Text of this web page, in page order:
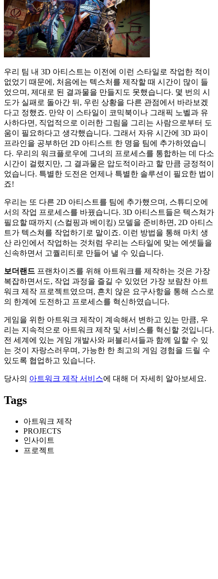
우리 팀 내 3D 아티스트는 이전에 이런 스타일로 작업한 적이
없었기 때문에, 처음에는 텍스처를 제작할 때 시간이 많이 들
었으며, 제대로 된 결과물을 만들지도 못했습니다. 몇 번의 시
도가 실패로 돌아간 뒤, 우린 상황을 다른 관점에서 바라보겠
다고 정했죠. 만약 이 스타일이 코믹북이나 그래픽 노벨과 유
사하다면, 직업적으로 이러한 그림을 그리는 사람으로부터 도
움이 필요하다고 생각했습니다. 그래서 자유 시간에 3D 파이
프라인을 공부하던 2D 아티스트 한 명을 팀에 추가하였습니
다. 우리의 워크플로우에 그녀의 프로세스를 통합하는 데 다소
시간이 걸렸지만, 그 결과물은 압도적이라고 할 만큼 긍정적이
었습니다. 특별한 도전은 언제나 특별한 솔루션이 필요한 법이
죠!
우리는 또 다른 2D 아티스트를 팀에 추가했으며, 스튜디오에
서의 작업 프로세스를 바꿨습니다. 3D 아티스트들은 텍스쳐가
필요할 때까지 (스컬핑과 베이킹) 모델을 준비하면, 2D 아티스
트가 텍스쳐를 작업하기로 말이죠. 이런 방법을 통해 마치 생
산 라인에서 작업하는 것처럼 우리는 스타일에 맞는 에셋들을
신속하면서 고퀄리티로 만들어 낼 수 있습니다.
보더랜드 프랜차이즈를 위해 아트워크를 제작하는 것은 가장
복잡하면서도, 작업 과정을 즐길 수 있었던 가장 보람찬 아트
워크 제작 프로젝트였으며, 흔치 않은 요구사항을 통해 스스로
의 한계에 도전하고 프로세스를 혁신하였습니다.
게임을 위한 아트워크 제작이 계속해서 변하고 있는 만큼, 우
리는 지속적으로 아트워크 제작 및 서비스를 혁신할 것입니다.
전 세계에 있는 게임 개발사와 퍼블리셔들과 함께 일할 수 있
는 것이 자랑스러우며, 가능한 한 최고의 게임 경험을 드릴 수
있도록 협업하고 있습니다.
당사의 아트워크 제작 서비스에 대해 더 자세히 알아보세요.
Tags
아트워크 제작
PROJECTS
인사이트
프로젝트